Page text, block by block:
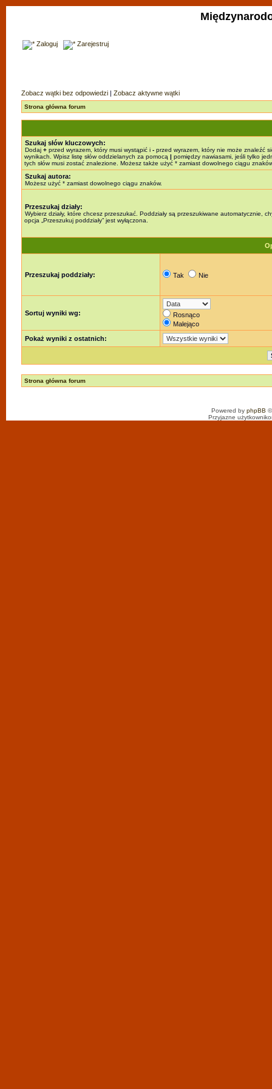
Zaloguj Zarejestruj
Zobacz wątki bez odpowiedzi | Zobacz aktywne wątki
Strona główna forum
Szukaj słów kluczowych:
Dodaj + przed wyrazem, który musi wystąpić i - przed wyrazem, który nie może znaleźć
wynikach. Wpisz listę słów oddzielanych za pomocą | pomiędzy nawiasami, jeśli tylko
tych słów musi zostać znalezione. Możesz także użyć * zamiast dowolnego ciągu
Szukaj autora:
Możesz użyć * zamiast dowolnego ciągu znaków.
Przeszukaj działy:
Wybierz działy, które chcesz przeszukać. Poddziały są przeszukiwane automatycznie,
opcja „Przeszukuj poddziały” jest wyłączona.
Przeszukaj poddziały: Tak Nie
Sortuj wyniki wg:
Rosnąco
Malejąco
Pokaż wyniki z ostatnich:
Strona główna forum
Powered by phpBB
Przyjazne